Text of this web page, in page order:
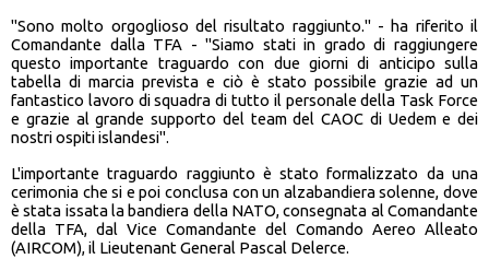
"Sono molto orgoglioso del risultato raggiunto." - ha riferito il
Comandante dalla TFA - "Siamo stati in grado di raggiungere
questo importante traguardo con due giorni di anticipo sulla
tabella di marcia prevista e ciò è stato possibile grazie ad un
fantastico lavoro di squadra di tutto il personale della Task Force
e grazie al grande supporto del team del CAOC di Uedem e dei
nostri ospiti islandesi".
L'importante traguardo raggiunto è stato formalizzato da una
cerimonia che si e poi conclusa con un alzabandiera solenne, dove
è stata issata la bandiera della NATO, consegnata al Comandante
della TFA, dal Vice Comandante del Comando Aereo Alleato
(AIRCOM), il Lieutenant General Pascal Delerce.